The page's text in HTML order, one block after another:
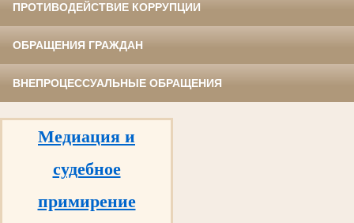
ПРОТИВОДЕЙСТВИЕ КОРРУПЦИИ
ОБРАЩЕНИЯ ГРАЖДАН
ВНЕПРОЦЕССУАЛЬНЫЕ ОБРАЩЕНИЯ
Медиация и
судебное
примирение